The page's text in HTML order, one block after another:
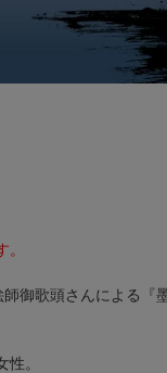
師御歌頭さんによる『
。